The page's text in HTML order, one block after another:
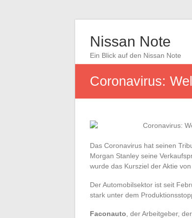
Nissan Note
Ein Blick auf den Nissan Note
Coronavirus:
Das Coronavirus hat seinen
Morgan Stanley seine
wurde das Kursziel der Aktie
Der Automobilsektor ist seit
stark unter dem
Faconauto , der Arbeitgeber,